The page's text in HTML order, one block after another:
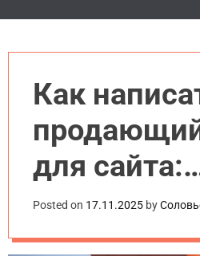
Как
для сайта:
пошаговое
Posted on 17.11.2025 by